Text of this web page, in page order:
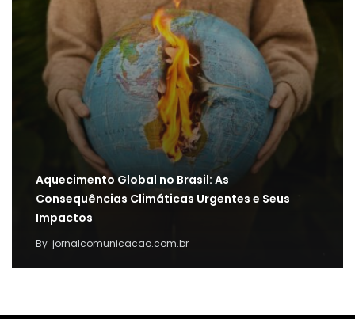
Aquecimento Global no Brasil: As
Consequências Climáticas Urgentes e Seus
Impactos
By jornalcomunicacao.com.br